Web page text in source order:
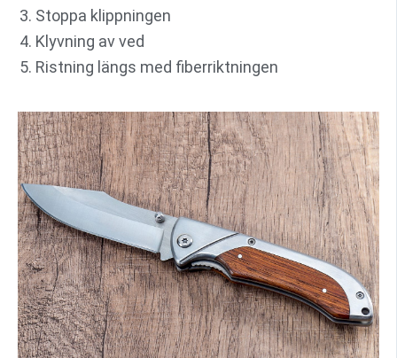
Stoppa klippningen
Klyvning av ved
Ristning längs med fiberriktningen